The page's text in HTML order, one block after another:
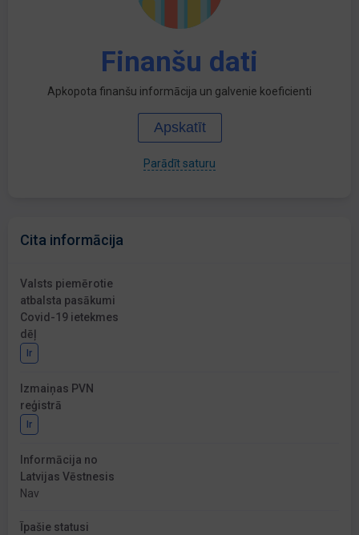
Finanšu dati
Apkopota finanšu informācija un galvenie koeficienti
Apskatīt
Parādīt saturu
Cita informācija
Valsts piemērotie
atbalsta pasākumi
Covid-19 ietekmes
dēļ
Ir
Izmaiņas PVN
reģistrā
Ir
Informācija no
Latvijas Vēstnesis
Nav
Īpašie statusi